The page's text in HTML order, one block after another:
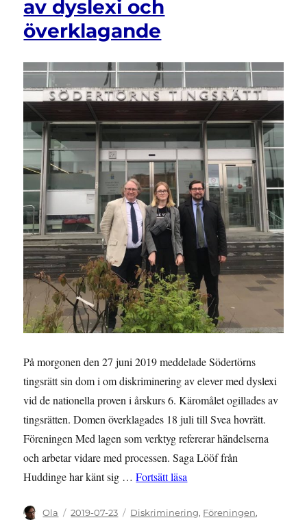
av dyslexi och
överklagande
På morgonen den 27 juni 2019 meddelade Södertörns
tingsrätt sin dom i om diskriminering av elever med dyslexi
vid de nationella proven i årskurs 6. Käromålet ogillades av
tingsrätten. Domen överklagades 18 juli till Svea hovrätt.
Föreningen Med lagen som verktyg refererar händelserna
och arbetar vidare med processen. Saga Lööf från
Huddinge har känt sig …Fortsätt läsa
Författare
Ola
Publicerat
2019-07-23 Kategorier
Diskriminering, Föreningen,